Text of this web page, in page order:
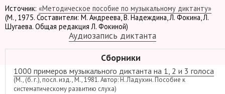
Источник: «Методическое пособие по музыкальному диктанту»
(М., 1975. Составители: М. Андреева, В. Надеждина, Л. Фокина, Л.
Шугаева. Общая редакция Л. Фокиной)
Аудиозапись диктанта
Сборники
1000 примеров музыкального диктанта на 1, 2 и 3 голоса
(М., (б. г.), посл. изд., М., 1981. Автор: Н. Ладухин. Пособие к
систематическому развитию слуха)